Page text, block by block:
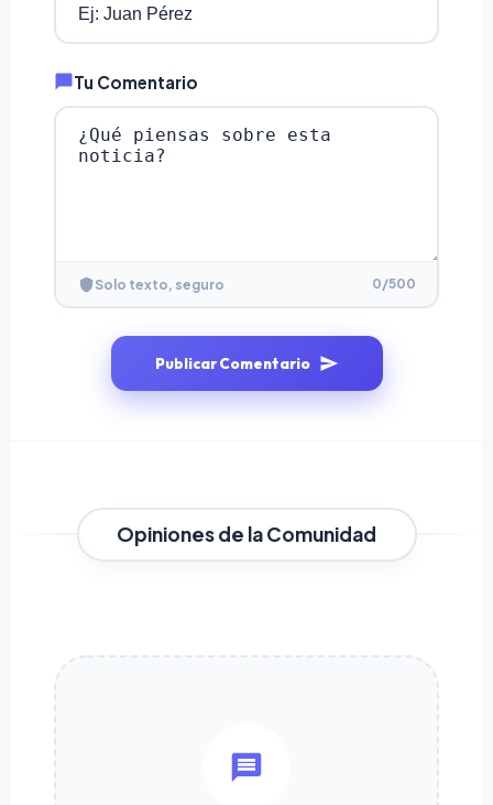
Tu Comentario
Solo texto, seguro 0/500
Publicar Comentario
Opiniones de la Comunidad